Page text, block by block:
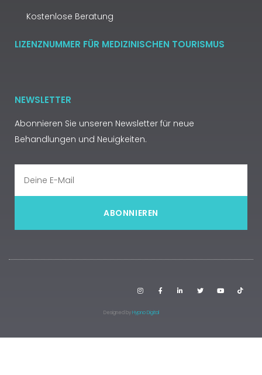
Kostenlose Beratung
LIZENZNUMMER FÜR MEDIZINISCHEN TOURISMUS
NEWSLETTER
Abonnieren Sie unseren Newsletter für neue
Behandlungen und Neuigkeiten.
ABONNIEREN
Designed byHypno Digital